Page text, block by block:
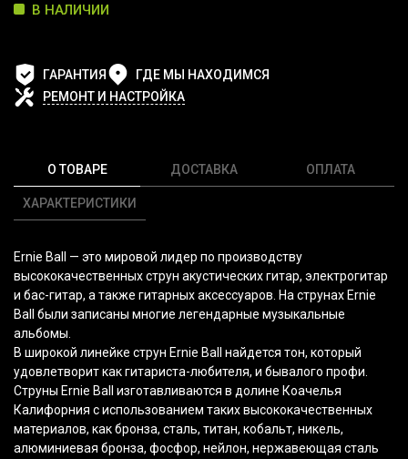
В НАЛИЧИИ
ГАРАНТИЯ
ГДЕ МЫ НАХОДИМСЯ
РЕМОНТ И НАСТРОЙКА
О ТОВАРЕ
ХАРАКТЕРИСТИКИ
ДОСТАВКА ОПЛАТА
Ernie Ball — это мировой лидер по производству
высококачественных струн акустических гитар, электрогитар
и бас-гитар, а также гитарных аксессуаров. На струнах Ernie
Ball были записаны многие легендарные музыкальные
альбомы.
В широкой линейке струн Ernie Ball найдется тон, который
удовлетворит как гитариста-любителя, и бывалого профи.
Струны Ernie Ball изготавливаются в долине Коачелья
Калифорния с использованием таких высококачественных
материалов, как бронза, сталь, титан, кобальт, никель,
алюминиевая бронза, фосфор, нейлон, нержавеющая сталь